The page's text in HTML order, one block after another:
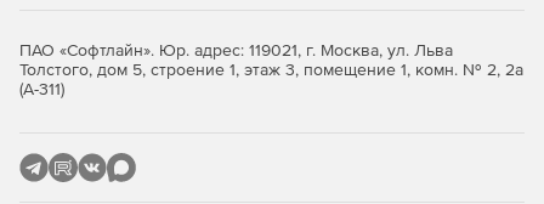
соответствии с ГОСТ 28147–89.
Безопасный доступ удаленных пользователей к
ПАО «Софтлайн». Юр. адрес: 119021, г. Москва, ул. Льва
Толстого, дом 5, строение 1, этаж 3, помещение 1, комн. № 2, 2а
(А-311)